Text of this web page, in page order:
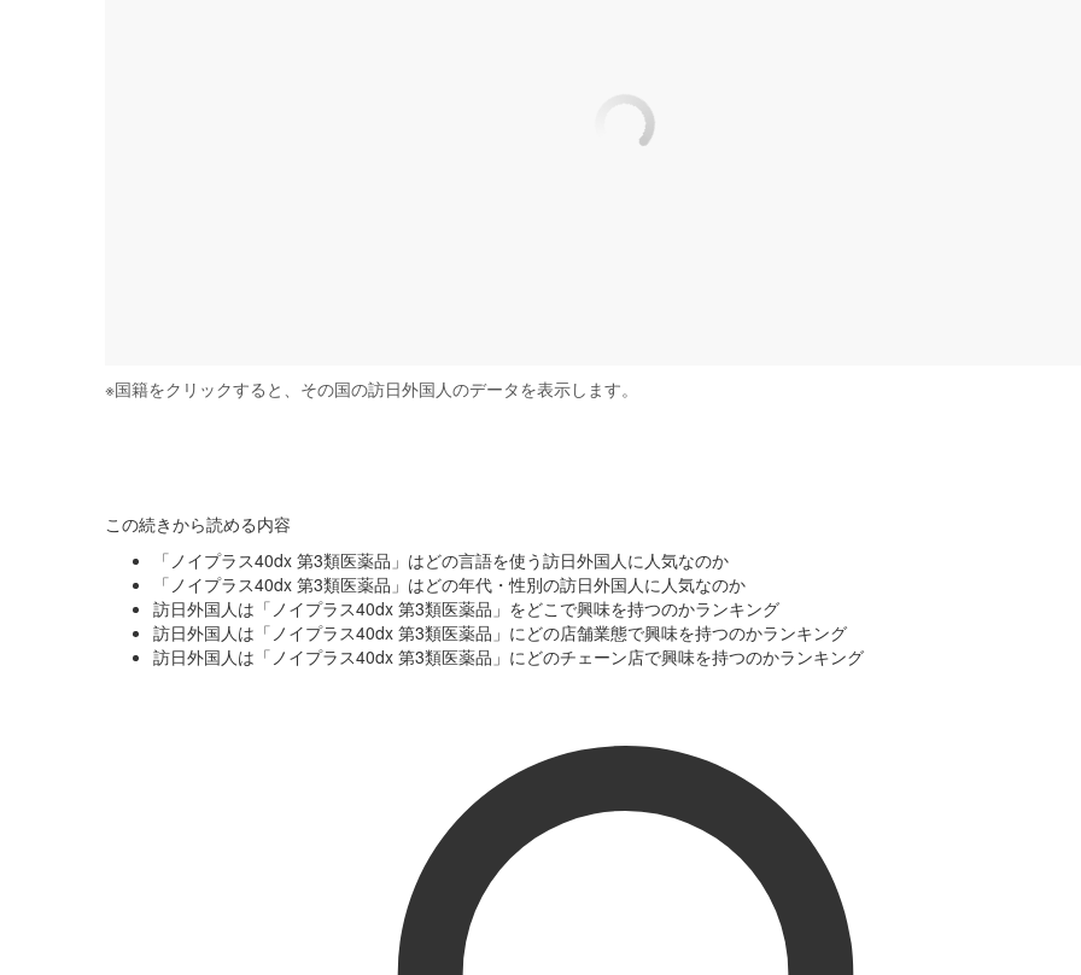
※国籍をクリックすると、その国の訪日外国人のデータを表示します。
この続きから読める内容
「ノイプラス40dx 第3類医薬品」はどの言語を使う訪日外国人に人気なのか
「ノイプラス40dx 第3類医薬品」はどの年代・性別の訪日外国人に人気なのか
訪日外国人は「ノイプラス40dx 第3類医薬品」をどこで興味を持つのかランキング
訪日外国人は「ノイプラス40dx 第3類医薬品」にどの店舗業態で興味を持つのかランキング
訪日外国人は「ノイプラス40dx 第3類医薬品」にどのチェーン店で興味を持つのかランキング